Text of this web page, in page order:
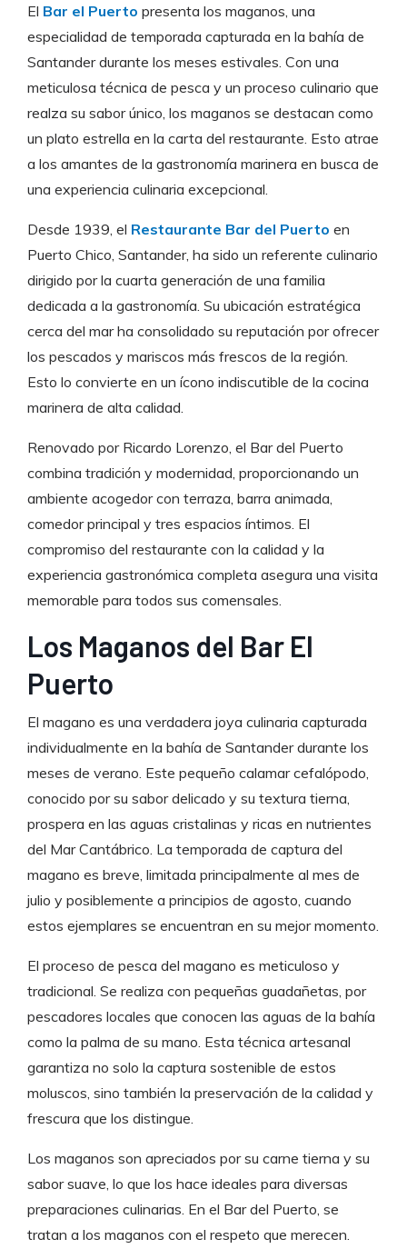
El Bar el Puerto presenta los maganos, una
especialidad de temporada capturada en la bahía de
Santander durante los meses estivales. Con una
meticulosa técnica de pesca y un proceso culinario que
realza su sabor único, los maganos se destacan como
un plato estrella en la carta del restaurante. Esto atrae
a los amantes de la gastronomía marinera en busca de
una experiencia culinaria excepcional.
Desde 1939, el Restaurante Bar del Puerto en
Puerto Chico, Santander, ha sido un referente culinario
dirigido por la cuarta generación de una familia
dedicada a la gastronomía. Su ubicación estratégica
cerca del mar ha consolidado su reputación por ofrecer
los pescados y mariscos más frescos de la región.
Esto lo convierte en un ícono indiscutible de la cocina
marinera de alta calidad.
Renovado por Ricardo Lorenzo, el Bar del Puerto
combina tradición y modernidad, proporcionando un
ambiente acogedor con terraza, barra animada,
comedor principal y tres espacios íntimos. El
compromiso del restaurante con la calidad y la
experiencia gastronómica completa asegura una visita
memorable para todos sus comensales.
Los Maganos del Bar El
Puerto
El magano es una verdadera joya culinaria capturada
individualmente en la bahía de Santander durante los
meses de verano. Este pequeño calamar cefalópodo,
conocido por su sabor delicado y su textura tierna,
prospera en las aguas cristalinas y ricas en nutrientes
del Mar Cantábrico. La temporada de captura del
magano es breve, limitada principalmente al mes de
julio y posiblemente a principios de agosto, cuando
estos ejemplares se encuentran en su mejor momento.
El proceso de pesca del magano es meticuloso y
tradicional. Se realiza con pequeñas guadañetas, por
pescadores locales que conocen las aguas de la bahía
como la palma de su mano. Esta técnica artesanal
garantiza no solo la captura sostenible de estos
moluscos, sino también la preservación de la calidad y
frescura que los distingue.
Los maganos son apreciados por su carne tierna y su
sabor suave, lo que los hace ideales para diversas
preparaciones culinarias. En el Bar del Puerto, se
tratan a los maganos con el respeto que merecen.